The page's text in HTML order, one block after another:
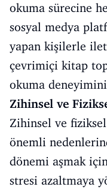
okuma sürecine
sosyal medya
yapan kişilerle
çevrimiçi kitap
okuma
Zihinsel ve
Zihinsel ve
önemli
dönemi aşmak
stresi azaltmaya